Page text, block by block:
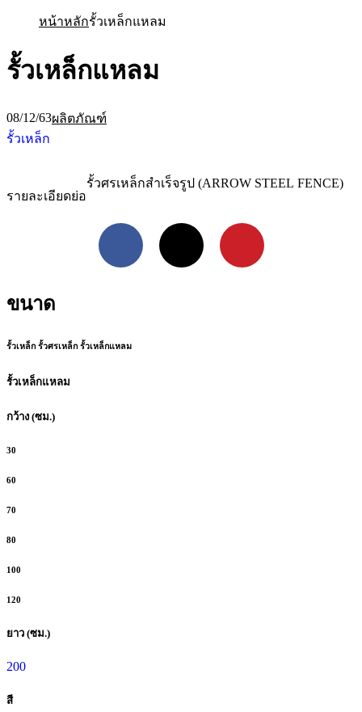
หน้าหลักรั้วเหล็กแหลม
รั้วเหล็กแหลม
08/12/63ผลิตภัณฑ์
รั้วเหล็ก
รายละเอียดย่อ
รั้วศรเหล็กสำเร็จรูป (ARROW STEEL FENCE)
ขนาด
รั้วเหล็ก รั้วศรเหล็ก รั้วเหล็กแหลม
รั้วเหล็กแหลม
กว้าง (ซม.)
30
60
70
80
100
120
ยาว (ซม.)
200
สี